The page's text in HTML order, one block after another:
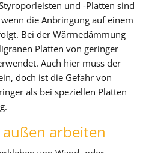
und -Platten sind
die Anbringung auf einem
Bei der Wärmedämmung
Platten von geringer
Auch hier muss der
doch ist die Gefahr von
als bei speziellen Platten
arbeiten